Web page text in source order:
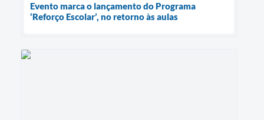
Evento marca o lançamento do Programa
‘Reforço Escolar’, no retorno às aulas